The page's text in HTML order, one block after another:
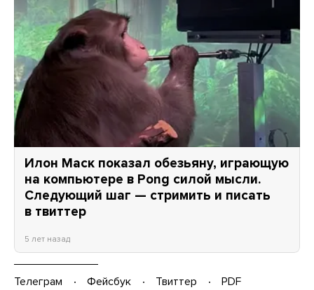
Илон Маск показал обезьяну, играющую
на компьютере в Pong силой мысли.
Следующий шаг — стримить и писать
в твиттер
5 лет назад
Телеграм Фейсбук Твиттер
PDF